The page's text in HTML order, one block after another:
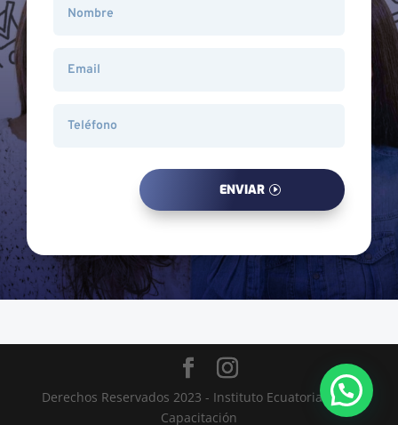
ENVIAR
Derechos Reservados 2023 - Instituto Ecuatoriano de
Capacitación